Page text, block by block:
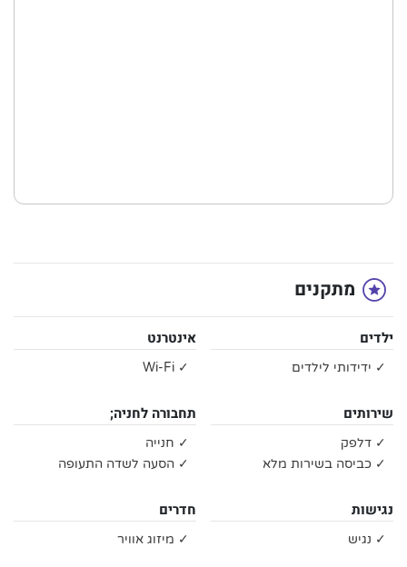
מתקנים
ילדים
✓ ידידותי לילדים
אינטרנט
✓ Wi-Fi
שירותים
✓ דלפק
✓ כביסה בשירות מלא
תחבורה לחניה;
✓ חנייה
✓ הסעה לשדה התעופה
נגישות
✓ נגיש
חדרים
✓ מיזוג אוויר